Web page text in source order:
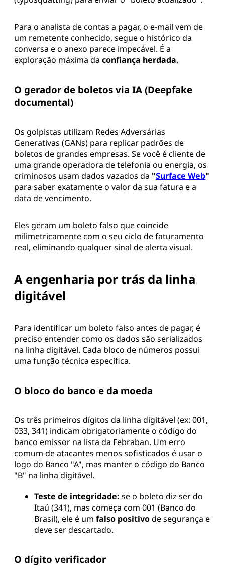
Para o analista de contas a pagar, o e-mail vem de
um remetente conhecido, segue o histórico da
conversa e o anexo parece impecável. É a
exploração máxima da confiança herdada.
O gerador de boletos via IA (Deepfake
documental)
Os golpistas utilizam Redes Adversárias
Generativas (GANs) para replicar padrões de
boletos de grandes empresas. Se você é cliente de
uma grande operadora de telefonia ou energia, os
criminosos usam dados vazados da "Surface Web"
para saber exatamente o valor da sua fatura e a
data de vencimento.
Eles geram um boleto falso que coincide
milimetricamente com o seu ciclo de faturamento
real, eliminando qualquer sinal de alerta visual.
A engenharia por trás da linha
digitável
Para identificar um boleto falso antes de pagar, é
preciso entender como os dados são serializados
na linha digitável. Cada bloco de números possui
uma função técnica específica.
O bloco do banco e da moeda
Os três primeiros dígitos da linha digitável (ex: 001,
033, 341) indicam obrigatoriamente o código do
banco emissor na lista da Febraban. Um erro
comum de atacantes menos sofisticados é usar o
logo do Banco "A", mas manter o código do Banco
"B" na linha digitável.
Teste de integridade: se o boleto diz ser do
Itaú (341), mas começa com 001 (Banco do
Brasil), ele é um falso positivode segurança e
deve ser descartado.
O dígito verificador